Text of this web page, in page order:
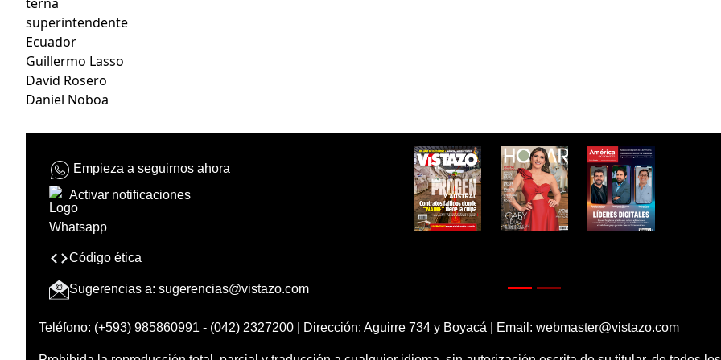
terna
superintendente
Ecuador
Guillermo Lasso
David Rosero
Daniel Noboa
Empieza a seguirnos ahora
Activar notificaciones
Código ética
Sugerencias a: sugerencias@vistazo.com
Teléfono: (+593) 985860991 - (042) 2327200 | Dirección: Aguirre 734 y Boyacá | Email: webmaster@vistazo.com